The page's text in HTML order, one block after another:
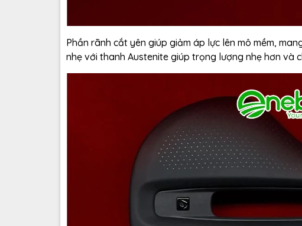
Phần rãnh cắt yên giúp giảm áp lực lên mô mềm,
nhẹ với thanh Austenite giúp trọng lượng nhẹ hơn và